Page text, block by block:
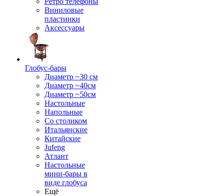
Виниловые
пластинки
Аксессуары
Глобус-бары
Диаметр ~30 см
Диаметр ~40см
Диаметр ~50см
Настольные
Напольные
Со столиком
Итальянские
Китайские
Jufeng
Атлант
Настольные
мини-бары в
виде глобуса
Ещё